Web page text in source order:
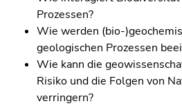
Prozessen?
Wie werden (bio-
geologischen Prozessen
Wie kann die
Risiko und die Folgen von
verringern?